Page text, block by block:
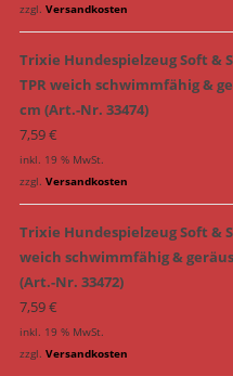
zzgl. Versandkosten
Trixie Hundespielzeug Soft &
TPR weich schwimmfähig &
cm (Art.-Nr. 33474)
7,59€
inkl. 19 % MwSt.
zzgl. Versandkosten
Trixie Hundespielzeug Soft &
weich schwimmfähig &
(Art.-Nr. 33472)
7,59€
inkl. 19 % MwSt.
zzgl. Versandkosten